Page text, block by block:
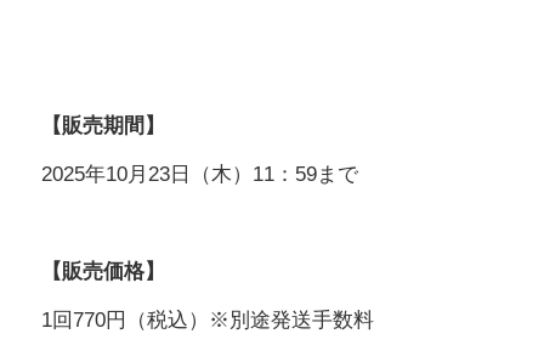
【販売期間】
2025年10月23日（木）11：59まで
【販売価格】
1回770円（税込）※別途発送手数料